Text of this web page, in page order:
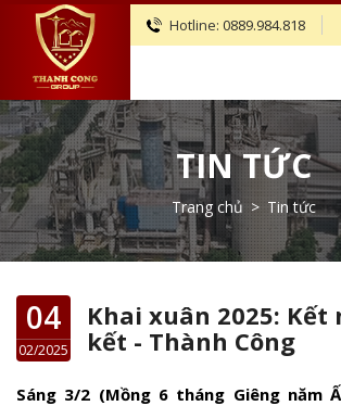
Hotline: 0889.984.818
TIN TỨC
Trang chủ > Tin tức
04
02/2025
Khai xuân 2025: Kết
kết - Thành Công
Sáng 3/2 (Mồng 6 tháng Giêng năm